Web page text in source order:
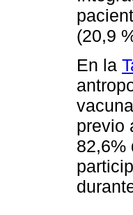
(20,9
En la
previo
82,6%